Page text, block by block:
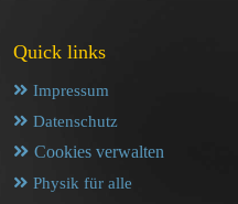
Quick links
Impressum
Datenschutz
Cookies verwalten
Physik für alle